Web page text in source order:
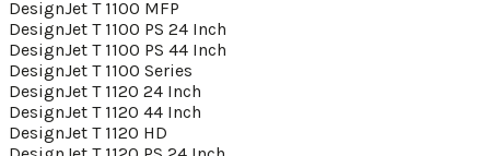
DesignJet T 1100 MFP
DesignJet T 1100 PS 24 Inch
DesignJet T 1100 PS 44 Inch
DesignJet T 1100 Series
DesignJet T 1120 24 Inch
DesignJet T 1120 44 Inch
DesignJet T 1120 HD